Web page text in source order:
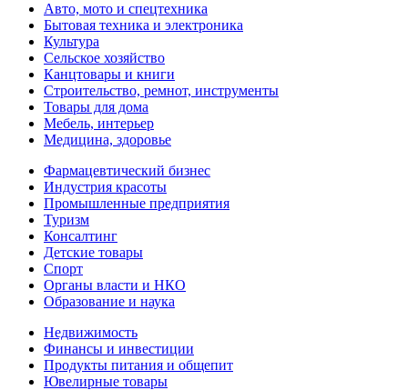
Авто, мото и спецтехника
Бытовая техника и электроника
Культура
Сельское хозяйство
Канцтовары и книги
Строительство, ремнот, инструменты
Товары для дома
Мебель, интерьер
Медицина, здоровье
Фармацевтический бизнес
Индустрия красоты
Промышленные предприятия
Туризм
Консалтинг
Детские товары
Спорт
Органы власти и НКО
Образование и наука
Недвижимость
Финансы и инвестиции
Продукты питания и общепит
Ювелирные товары